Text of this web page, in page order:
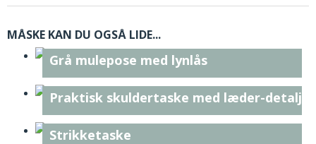
MÅSKE KAN DU OGSÅ LIDE...
Grå mulepose med lynlås
Praktisk skuldertaske med læder-detaljer
Strikketaske